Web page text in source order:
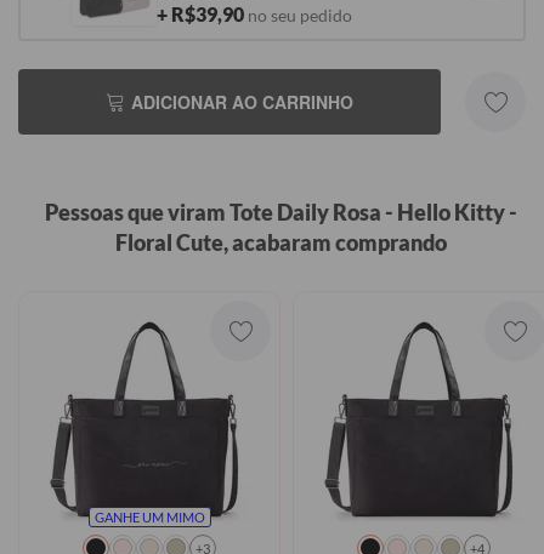
+ R$39,90 no seu pedido
ADICIONAR AO CARRINHO
Pessoas que viram Tote Daily Rosa - Hello Kitty -
Floral Cute, acabaram comprando
GANHE UM MIMO
+3
+4